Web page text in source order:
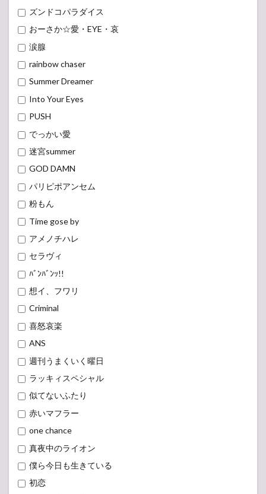
ズンドコパラダイス
おーさか☆愛・EYE・哀
涙腺
rainbow chaser
Summer Dreamer
Into Your Eyes
PUSH
でっかい愛
迷宮summer
GOD DAMN
パリピポアンセム
粉もん
Time gose by
アメノチハレ
セラヴィ
ﾊﾞﾝﾊﾞﾝｯ!!
想イ、フワリ
Criminal
喜怒哀楽
ANS
週刊うまくいく曜日
ラッキィスペシャル
似てないふたり
赤いマフラー
one chance
真夜中のライオン
僕ら今日も生きている
初恋